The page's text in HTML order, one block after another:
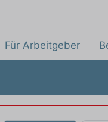
Für Arbeitgeber